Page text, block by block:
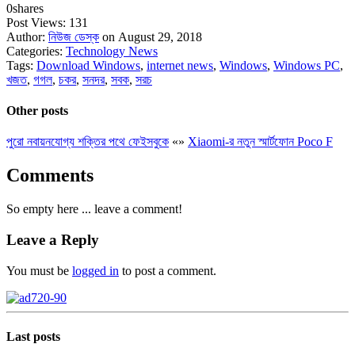
0shares
Post Views: 131
Author: নিউজ ডেস্ক on August 29, 2018
Categories: Technology News
Tags: Download Windows, internet news, Windows, Windows PC,
খজত, গগল, চকর, সনদর, সবক, সরচ
Other posts
পুরো নবায়নযোগ্য শক্তির পথে ফেইসবুকে «» Xiaomi-র নতুন স্মার্টফোন Poco F
Comments
So empty here ... leave a comment!
Leave a Reply
You must be logged in to post a comment.
Last posts